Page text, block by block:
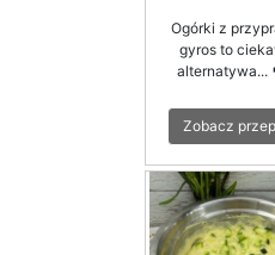
Ogórki z
gyros to
alternatywa...
Zobacz